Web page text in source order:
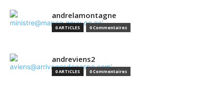
andrelamontagne
0 ARTICLES 0 Commentaires
andreviens2
0 ARTICLES 0 Commentaires